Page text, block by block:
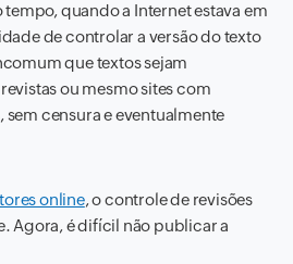
quando a Internet estava em
de controlar a versão do texto
que textos sejam
ou mesmo sites com
sem censura e eventualmente
online, o controle de revisões
Agora, é difícil não publicar a